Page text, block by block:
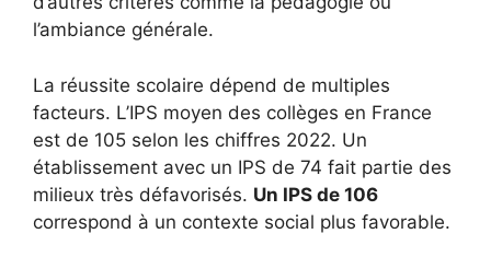
l’ambiance générale.
La réussite scolaire dépend de multiples
facteurs. L’IPS moyen des collèges en France
est de 105 selon les chiffres 2022. Un
établissement avec un IPS de 74 fait partie des
milieux très défavorisés. Un IPS de 106
correspond à un contexte social plus favorable.